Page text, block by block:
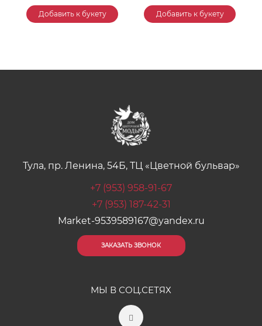
Добавить к букету Добавить к букету
Тула, пр. Ленина, 54Б, ТЦ «Цветной бульвар»
+7 (953) 958-91-67
+7 (953) 187-42-31
Market-9539589167@yandex.ru
ЗАКАЗАТЬ ЗВОНОК
МЫ В СОЦ.СЕТЯХ